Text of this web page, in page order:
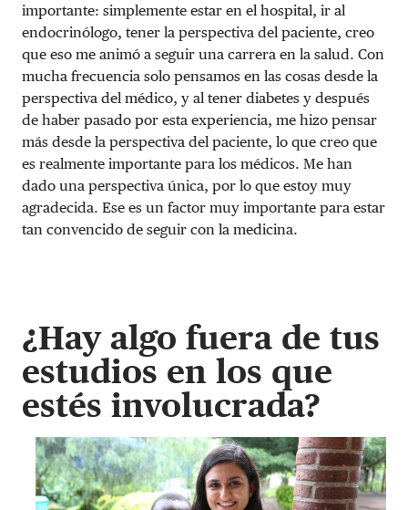
importante: simplemente estar en el hospital, ir al
endocrinólogo, tener la perspectiva del paciente, creo
que eso me animó a seguir una carrera en la salud. Con
mucha frecuencia solo pensamos en las cosas desde la
perspectiva del médico, y al tener diabetes y después
de haber pasado por esta experiencia, me hizo pensar
más desde la perspectiva del paciente, lo que creo que
es realmente importante para los médicos. Me han
dado una perspectiva única, por lo que estoy muy
agradecida. Ese es un factor muy importante para estar
tan convencido de seguir con la medicina.
¿Hay algo fuera de tus
estudios en los que
estés involucrada?